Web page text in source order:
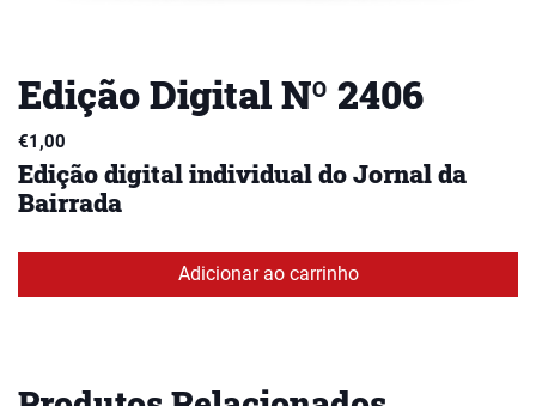
Edição Digital Nº 2406
€1,00
Edição digital individual do Jornal da
Bairrada
Adicionar ao carrinho